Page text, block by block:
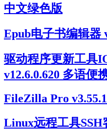
中文绿色版
Epub电子书编辑器
驱动程序更新工具
v12.6.0.620 多语便
FileZilla Pro
Linux远程工具SSH